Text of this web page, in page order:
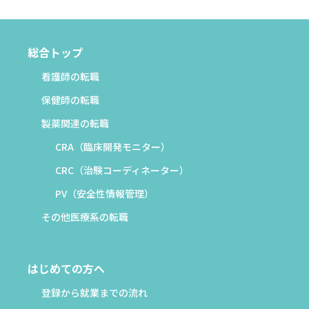
総合トップ
看護師の転職
保健師の転職
製薬関連の転職
CRA（臨床開発モニター）
CRC（治験コーディネーター）
PV（安全性情報管理）
その他医療系の転職
はじめての方へ
登録から就業までの流れ